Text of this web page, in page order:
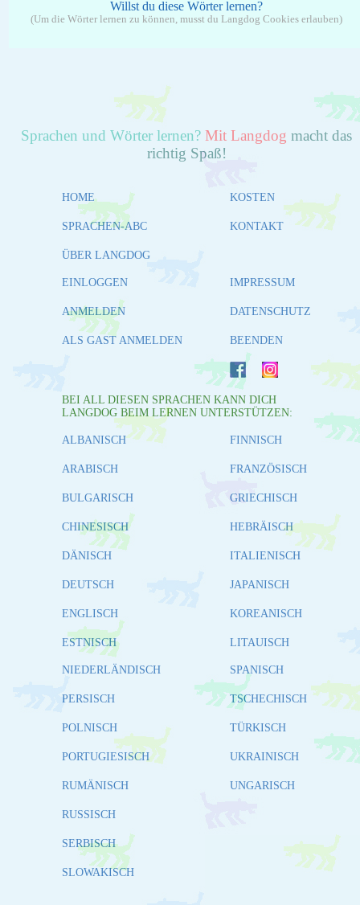
Willst du diese Wörter lernen?
(Um die Wörter lernen zu können, musst du Langdog Cookies erlauben)
Sprachen und Wörter lernen? Mit Langdog macht das
richtig Spaß!
HOME
SPRACHEN-ABC
ÜBER LANGDOG
KOSTEN
KONTAKT
EINLOGGEN
ANMELDEN
ALS GAST ANMELDEN
IMPRESSUM
DATENSCHUTZ
BEENDEN
BEI ALL DIESEN SPRACHEN KANN DICH
LANGDOG BEIM LERNEN UNTERSTÜTZEN:
ALBANISCH
ARABISCH
BULGARISCH
CHINESISCH
DÄNISCH
DEUTSCH
ENGLISCH
ESTNISCH
FINNISCH
FRANZÖSISCH
GRIECHISCH
HEBRÄISCH
ITALIENISCH
JAPANISCH
KOREANISCH
LITAUISCH
NIEDERLÄNDISCH
PERSISCH
POLNISCH
PORTUGIESISCH
RUMÄNISCH
RUSSISCH
SERBISCH
SLOWAKISCH
SPANISCH
TSCHECHISCH
TÜRKISCH
UKRAINISCH
UNGARISCH